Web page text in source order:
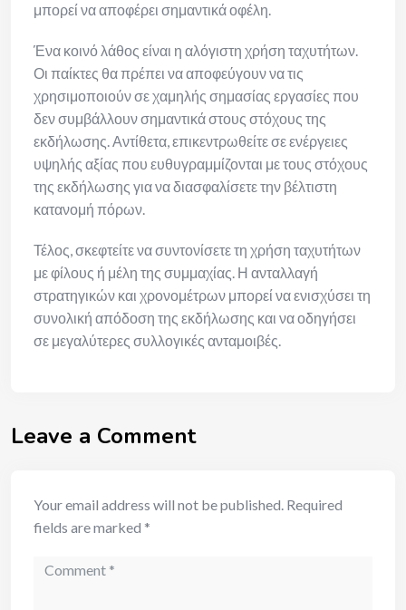
μπορεί να αποφέρει σημαντικά οφέλη.
Ένα κοινό λάθος είναι η αλόγιστη χρήση ταχυτήτων.
Οι παίκτες θα πρέπει να αποφεύγουν να τις
χρησιμοποιούν σε χαμηλής σημασίας εργασίες που
δεν συμβάλλουν σημαντικά στους στόχους της
εκδήλωσης. Αντίθετα, επικεντρωθείτε σε ενέργειες
υψηλής αξίας που ευθυγραμμίζονται με τους στόχους
της εκδήλωσης για να διασφαλίσετε την βέλτιστη
κατανομή πόρων.
Τέλος, σκεφτείτε να συντονίσετε τη χρήση ταχυτήτων
με φίλους ή μέλη της συμμαχίας. Η ανταλλαγή
στρατηγικών και χρονομέτρων μπορεί να ενισχύσει τη
συνολική απόδοση της εκδήλωσης και να οδηγήσει
σε μεγαλύτερες συλλογικές ανταμοιβές.
Leave a Comment
Your email address will not be published. Required
fields are marked *
Comment